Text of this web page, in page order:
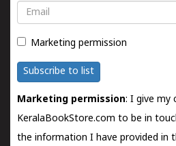
Email
Marketing permission
Subscribe to list
Marketing permission: I give my
KeralaBookStore.com to be in
the information I have provided in